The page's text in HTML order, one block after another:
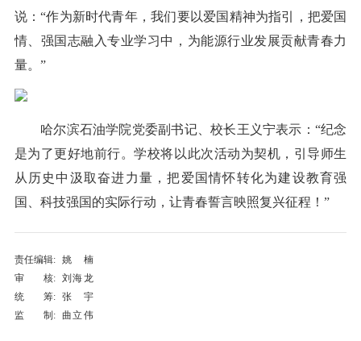
说：“作为新时代青年，我们要以爱国精神为指引，把爱国
情、强国志融入专业学习中，为能源行业发展贡献青春力
量。”
哈尔滨石油学院党委副书记、校长王义宁表示：“纪念
是为了更好地前行。学校将以此次活动为契机，引导师生
从历史中汲取奋进力量，把爱国情怀转化为建设教育强
国、科技强国的实际行动，让青春誓言映照复兴征程！”
责任编辑: 姚楠
审 核: 刘海龙
统 筹: 张宇
监 制: 曲立伟